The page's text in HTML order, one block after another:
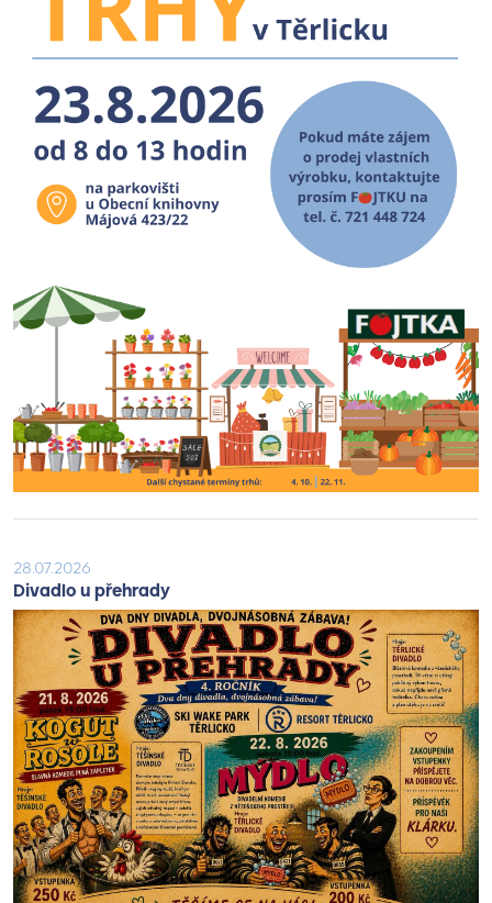
28.07.2026
Divadlo u přehrady